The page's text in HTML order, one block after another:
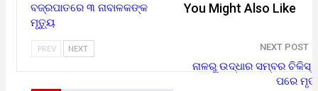
ବଜ୍ରପାତରେ ୩ ନାବାଳକଙ୍କ
ମୃତ୍ୟୁ
NEXT POST
ନାଳରୁ ଉଦ୍ଧାର ସମ୍ବର ଚିକିସ୍‌।
ପରେ ମୃତ
You Might Also Like
PREV NEXT